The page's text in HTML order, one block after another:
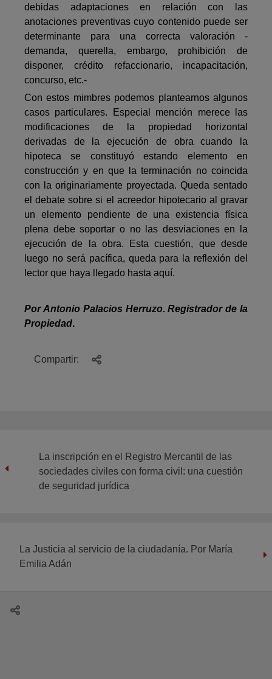
debidas adaptaciones en relación con las
anotaciones preventivas cuyo contenido puede ser
determinante para una correcta valoración -
demanda, querella, embargo, prohibición de
disponer, crédito refaccionario, incapacitación,
concurso, etc.-
Con estos mimbres podemos plantearnos algunos
casos particulares. Especial mención merece las
modificaciones de la propiedad horizontal
derivadas de la ejecución de obra cuando la
hipoteca se constituyó estando elemento en
construcción y en que la terminación no coincida
con la originariamente proyectada. Queda sentado
el debate sobre si el acreedor hipotecario al gravar
un elemento pendiente de una existencia física
plena debe soportar o no las desviaciones en la
ejecución de la obra. Esta cuestión, que desde
luego no será pacífica, queda para la reflexión del
lector que haya llegado hasta aquí.
Por Antonio Palacios Herruzo. Registrador de la
Propiedad.
Compartir:
La inscripción en el Registro Mercantil de las
sociedades civiles con forma civil: una cuestión
de seguridad jurídica
La Justicia al servicio de la ciudadanía. Por María
Emilia Adán